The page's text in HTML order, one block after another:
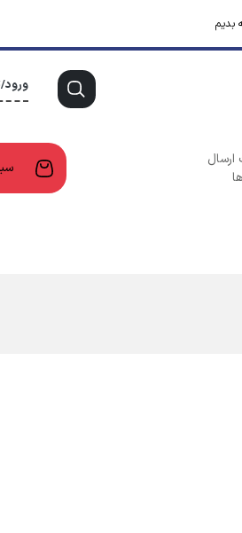
بدیم
ارسال